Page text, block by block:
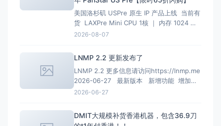
美国洛杉矶 USPre 原生 IP 产品上线 当前有
货 LAXPre Mini CPU 1核 ｜ 内存 1024 M
硬盘 10 GB ｜ 带宽 500M 1024G/月 ｜ 超
2026-08-07
LNMP 2.2 更新发布了
LNMP 2.2 更多信息请访问https://lnmp.me
2026-06-27 最新版本 新增功能 增加
PHP 8.4、PHP 8.5安装、多PHP安装、升级
2026-06-27
DMIT大规模补货香港机器，包含36.9刀